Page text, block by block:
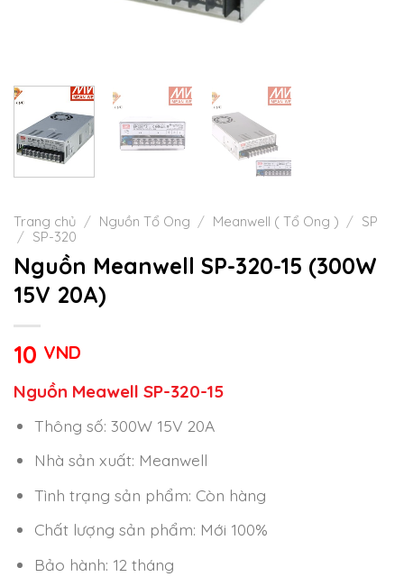
Trang chủ / Nguồn Tổ Ong / Meanwell ( Tổ Ong ) / SP
/ SP-320
Nguồn Meanwell SP-320-15 (300W
15V 20A)
10 VND
Nguồn Meawell SP-320-15
Thông số: 300W 15V 20A
Nhà sản xuất: Meanwell
Tình trạng sản phẩm: Còn hàng
Chất lượng sản phẩm: Mới 100%
Bảo hành: 12 tháng